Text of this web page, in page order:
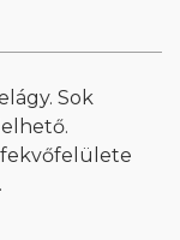
Sok
fekvőfelülete